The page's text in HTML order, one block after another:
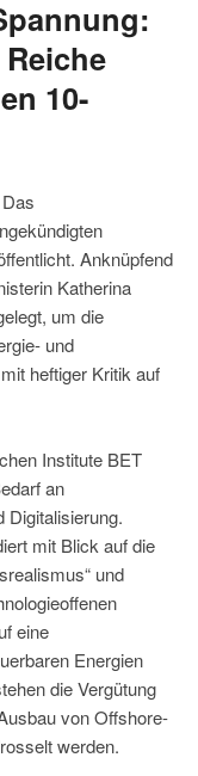
10-
Anknüpfend
Katherina
um die
und
heftiger Kritik auf
Institute BET
an
Digitalisierung.
mit Blick auf die
und
eine
Energien
die Vergütung
von Offshore-
werden.